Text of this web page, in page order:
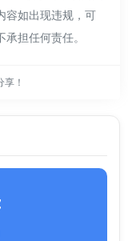
容如出现违规，可
担任何责任。
！